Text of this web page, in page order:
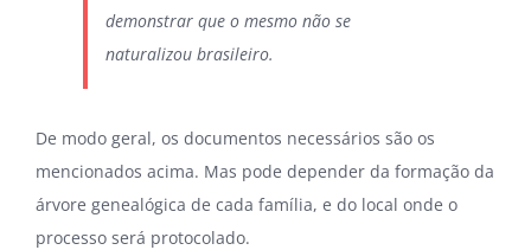
demonstrar que o mesmo não se
naturalizou brasileiro.
De modo geral, os documentos necessários são os
mencionados acima. Mas pode depender da formação da
árvore genealógica de cada família, e do local onde o
processo será protocolado.